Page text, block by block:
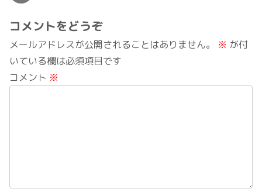
コメントをどうぞ
メールアドレスが公開されることはありません。 ※ が付
いている欄は必須項目です
コメント ※